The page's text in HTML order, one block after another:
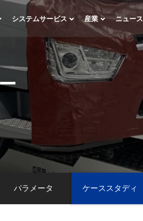
システムサービス 産業 ニュース
パラメータ ケーススタディ